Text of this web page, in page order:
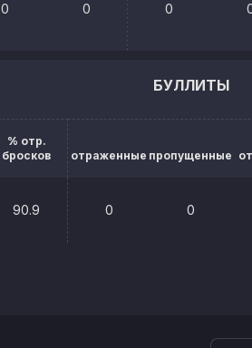
0 0 0
% отр.
бросков
БУЛЛИТЫ
отраженные пропущенные
90.9 0 0